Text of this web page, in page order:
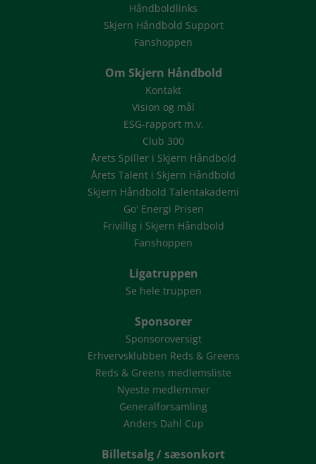
Håndboldlinks
Skjern Håndbold Support
Fanshoppen
Om Skjern Håndbold
Kontakt
Vision og mål
ESG-rapport m.v.
Club 300
Årets Spiller i Skjern Håndbold
Årets Talent i Skjern Håndbold
Skjern Håndbold Talentakademi
Go' Energi Prisen
Frivillig i Skjern Håndbold
Fanshoppen
Ligatruppen
Se hele truppen
Sponsorer
Sponsoroversigt
Erhvervsklubben Reds & Greens
Reds & Greens medlemsliste
Nyeste medlemmer
Generalforsamling
Anders Dahl Cup
Billetsalg / sæsonkort